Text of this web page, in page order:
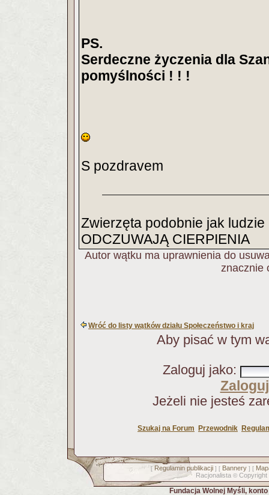
PS.
Serdeczne życzenia dla
pomyślności ! ! !
S pozdravem
Zwierzęta podobnie jak
ODCZUWAJĄ CIERPIENIA
Autor wątku ma uprawnienia do
znacznie
Wróć do listy wątków działu Społeczeństwo i kraj
Aby pisać w tym
Zaloguj jako:
Jeżeli nie jesteś
Szukaj na Forum Przewodnik
[ Regulamin publikacji] [ Bannery] [
Racjonalista © Copyright
Fundacja Wolnej Myśli,